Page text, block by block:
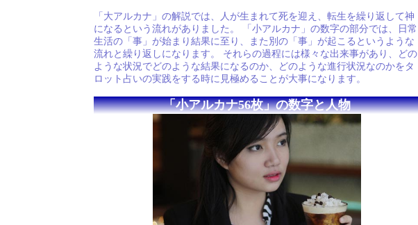
「大アルカナ」の解説では、人が生まれて死を迎え、転生を繰り返して神
になるという流れがありました。 「小アルカナ」の数字の部分では、日常
生活の「事」が始まり結果に至り、また別の「事」が起こるというような
流れと繰り返しになります。 それらの過程には様々な出来事があり、どの
ような状況でどのような結果になるのか、どのような進行状況なのかをタ
ロット占いの実践をする時に見極めることが大事になります。
「小アルカナ56枚」の数字と人物